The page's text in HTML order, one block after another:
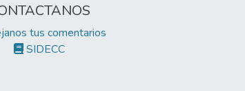
tus comentarios
SIDECC